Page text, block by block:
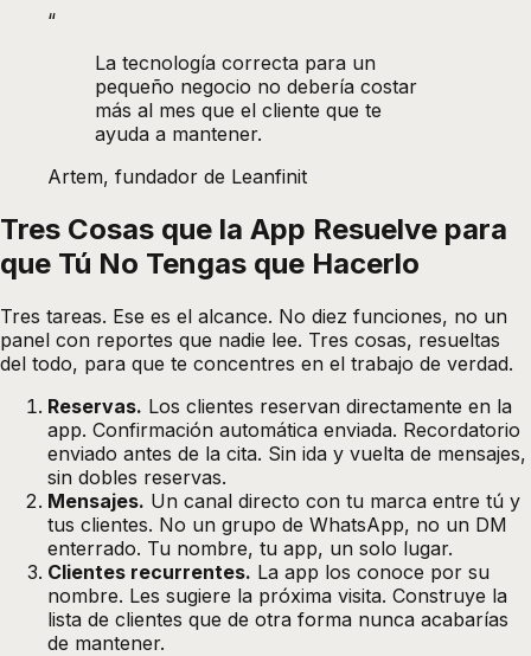
“
La tecnología correcta para un
pequeño negocio no debería costar
más al mes que el cliente que te
ayuda a mantener.
Artem, fundador de Leanfinit
Tres Cosas que la App Resuelve para
que Tú No Tengas que Hacerlo
Tres tareas. Ese es el alcance. No diez funciones, no un
panel con reportes que nadie lee. Tres cosas, resueltas
del todo, para que te concentres en el trabajo de verdad.
Reservas. Los clientes reservan directamente en la
app. Confirmación automática enviada. Recordatorio
enviado antes de la cita. Sin ida y vuelta de mensajes,
sin dobles reservas.
Mensajes. Un canal directo con tu marca entre tú y
tus clientes. No un grupo de WhatsApp, no un DM
enterrado. Tu nombre, tu app, un solo lugar.
Clientes recurrentes. La app los conoce por su
nombre. Les sugiere la próxima visita. Construye la
lista de clientes que de otra forma nunca acabarías
de mantener.